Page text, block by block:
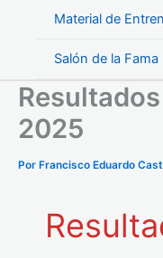
Material de
Salón de la Fama
2025
Por Francisco Eduardo